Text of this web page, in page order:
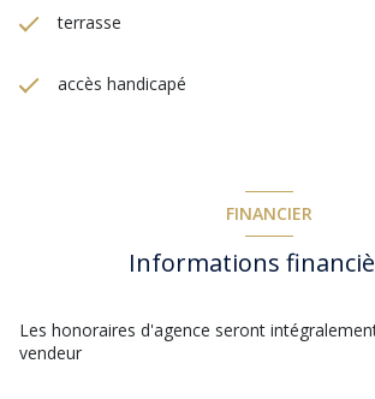
terrasse
accès handicapé
FINANCIER
Informations
Les honoraires d'agence seront
vendeur